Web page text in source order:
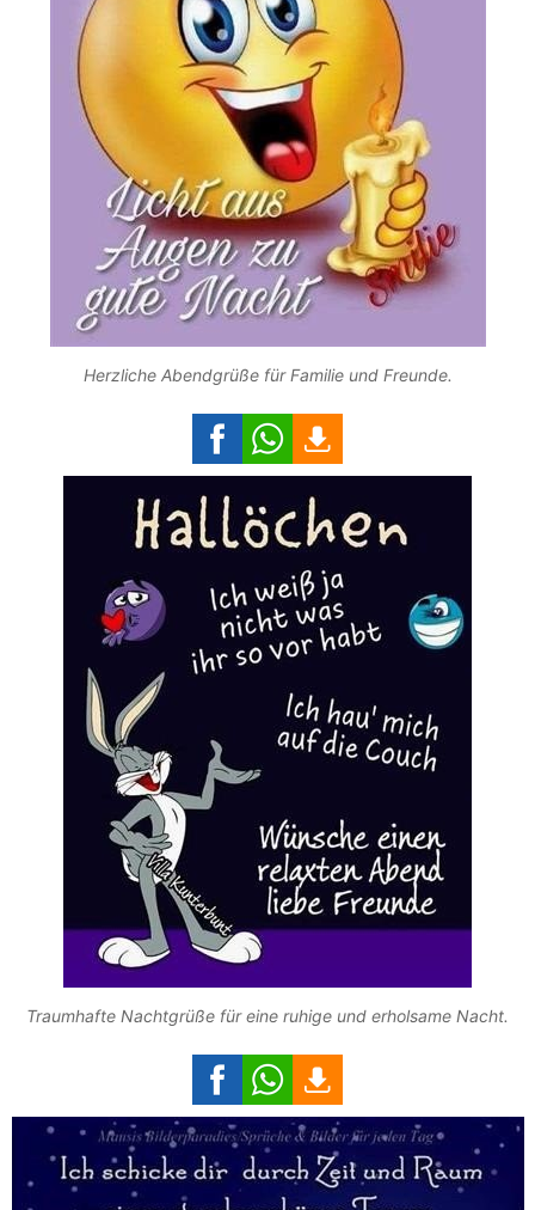
Herzliche Abendgrüße für Familie und Freunde.
Traumhafte Nachtgrüße für eine ruhige und erholsame Nacht.